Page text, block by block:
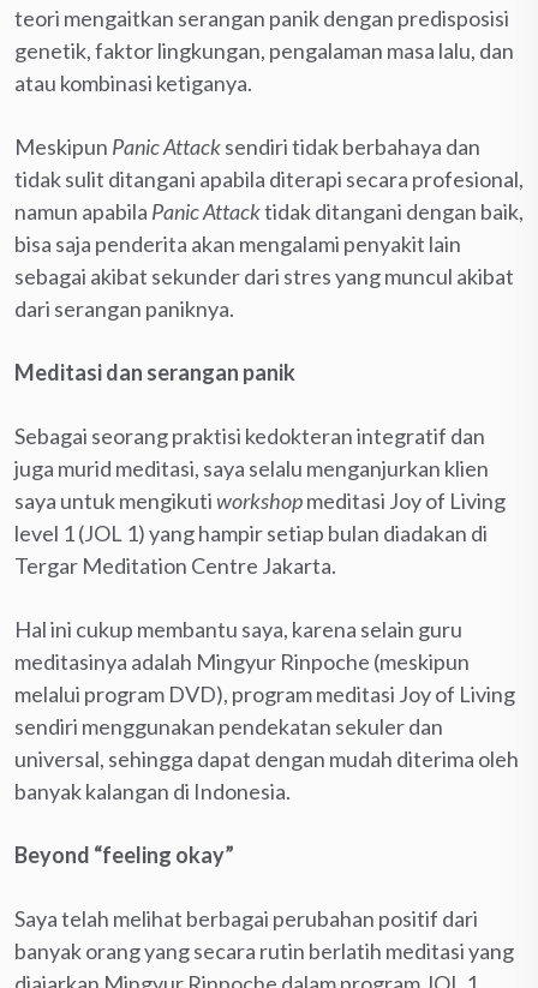
teori mengaitkan serangan panik dengan predisposisi
genetik, faktor lingkungan, pengalaman masa lalu, dan
atau kombinasi ketiganya.
Meskipun Panic Attacksendiri tidak berbahaya dan
tidak sulit ditangani apabila diterapi secara profesional,
namun apabila Panic Attacktidak ditangani dengan baik,
bisa saja penderita akan mengalami penyakit lain
sebagai akibat sekunder dari stres yang muncul akibat
dari serangan paniknya.
Meditasi dan serangan panik
Sebagai seorang praktisi kedokteran integratif dan
juga murid meditasi, saya selalu menganjurkan klien
saya untuk mengikutiworkshopmeditasi Joy of Living
level 1 (JOL 1) yang hampir setiap bulan diadakan di
Tergar Meditation Centre Jakarta.
Hal ini cukup membantu saya, karena selain guru
meditasinya adalah Mingyur Rinpoche (meskipun
melalui program DVD), program meditasi Joy of Living
sendiri menggunakan pendekatan sekuler dan
universal, sehingga dapat dengan mudah diterima oleh
banyak kalangan di Indonesia.
Beyond “feeling okay”
Saya telah melihat berbagai perubahan positif dari
banyak orang yang secara rutin berlatih meditasi yang